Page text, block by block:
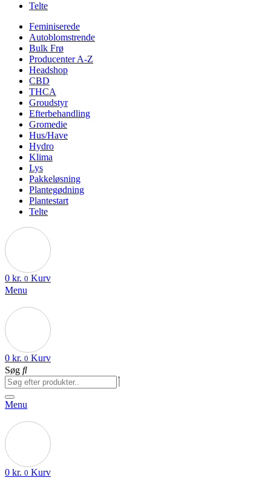
Telte
Feminiserede
Autoblomstrende
Bulk Frø
Producenter A-Z
Headshop
CBD
THCA
Groudstyr
Efterbehandling
Gromedie
Hus/Have
Hydro
Klima
Lys
Pakkeløsning
Plantegødning
Plantestart
Telte
0 kr. 0 Kurv
Menu
0 kr. 0 Kurv
Søg
Menu
0 kr. 0 Kurv